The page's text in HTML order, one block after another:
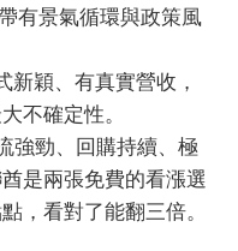
有景氣循環與政策風
新穎、有真實營收，
不確定性。
強勁、回購持續、極
是兩張免費的看漲選
，看對了能翻三倍。